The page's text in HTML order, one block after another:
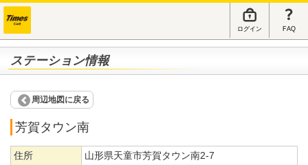
ログイン FAQ
ステーション情報
周辺地図に戻る
芳賀タウン南
住所 山形県天童市芳賀タウン南2-7